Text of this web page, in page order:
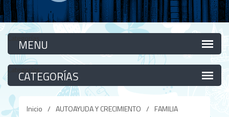
Categorías
Categorías
Inicio / AUTOAYUDA Y CRECIMIENTO / FAMILIA